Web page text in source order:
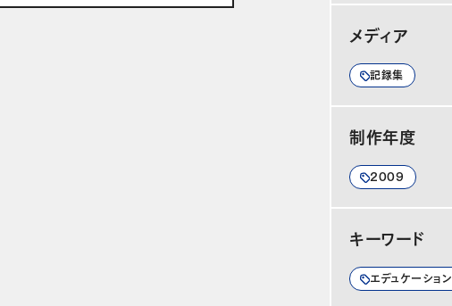
メディア
記録集
制作年度
2009
キーワード
エデュケーション